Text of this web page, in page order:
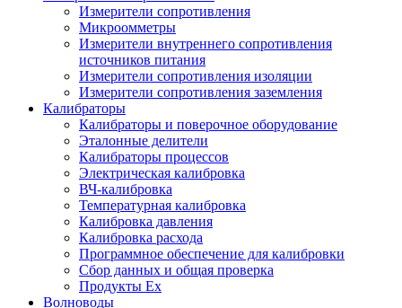
Измерители сопротивления
Микроомметры
Измерители внутреннего сопротивления
источников питания
Измерители сопротивления изоляции
Измерители сопротивления заземления
Калибраторы
Калибраторы и поверочное оборудование
Эталонные делители
Калибраторы процессов
Электрическая калибровка
ВЧ-калибровка
Температурная калибровка
Калибровка давления
Калибровка расхода
Программное обеспечение для калибровки
Сбор данных и общая проверка
Продукты Ex
Волноводы